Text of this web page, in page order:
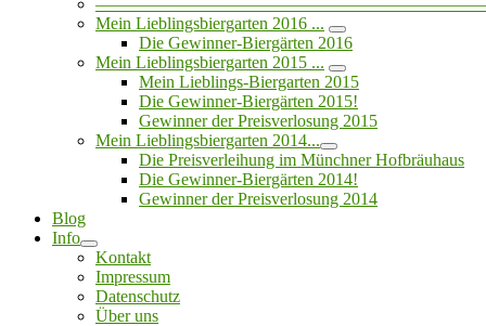
Mein Lieblingsbiergarten 2016 ...
Die Gewinner-Biergärten 2016
Mein Lieblingsbiergarten 2015 ...
Mein Lieblings-Biergarten 2015
Die Gewinner-Biergärten 2015!
Gewinner der Preisverlosung 2015
Mein Lieblingsbiergarten 2014...
Die Preisverleihung im Münchner Hofbräuhaus
Die Gewinner-Biergärten 2014!
Gewinner der Preisverlosung 2014
Blog
Info
Kontakt
Impressum
Datenschutz
Über uns